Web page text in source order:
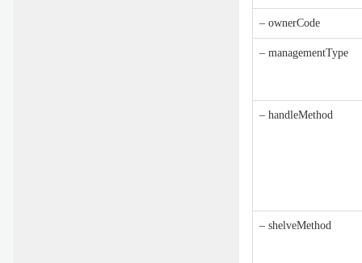
– ownerCode
– managementType
– handleMethod
– shelveMethod